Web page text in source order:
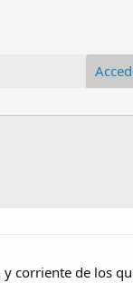
corriente de los